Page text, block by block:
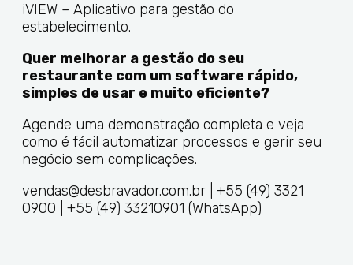
iVIEW – Aplicativo para gestão do
estabelecimento.
Quer melhorar a gestão do seu
restaurante com um software rápido,
simples de usar e muito eficiente?
Agende uma demonstração completa e veja
como é fácil automatizar processos e gerir seu
negócio sem complicações.
vendas@desbravador.com.br | +55 (49) 3321
0900 | +55 (49) 33210901 (WhatsApp)